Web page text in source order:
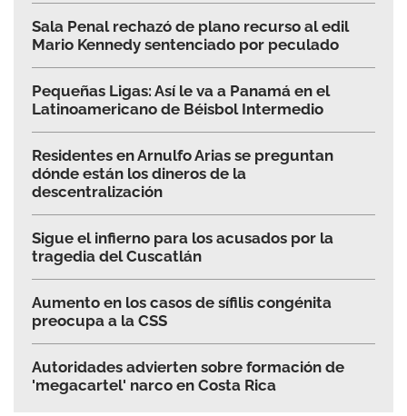
Sala Penal rechazó de plano recurso al edil
Mario Kennedy sentenciado por peculado
Pequeñas Ligas: Así le va a Panamá en el
Latinoamericano de Béisbol Intermedio
Residentes en Arnulfo Arias se preguntan
dónde están los dineros de la
descentralización
Sigue el infierno para los acusados por la
tragedia del Cuscatlán
Aumento en los casos de sífilis congénita
preocupa a la CSS
Autoridades advierten sobre formación de
'megacartel' narco en Costa Rica